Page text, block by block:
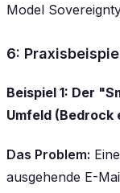
Model
6:
Beispiel 1: Der
Umfeld (Bedrock
Das Problem:
ausgehende E-